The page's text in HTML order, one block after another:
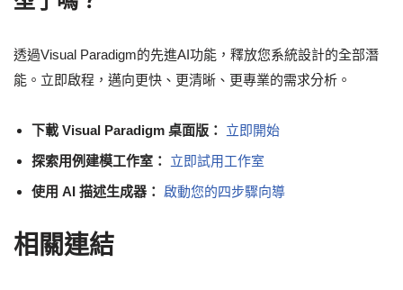
透過Visual Paradigm的先進AI功能，釋放您系統設計的全部潛
能。立即啟程，邁向更快、更清晰、更專業的需求分析。
下載 Visual Paradigm 桌面版： 立即開始
探索用例建模工作室： 立即試用工作室
使用 AI 描述生成器： 啟動您的四步驟向導
相關連結